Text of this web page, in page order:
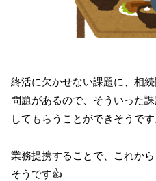
終活に欠かせない課題に、相
問題があるので、そういった
してもらうことができそうです
業務提携することで、これか
そうです👍